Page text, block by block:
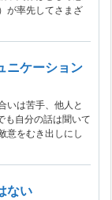
が率先してさまざ
ニケーション
いは苦手、他人と
も自分の話は聞いて
意をむき出しにし
ない